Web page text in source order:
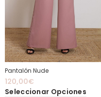
Pantalón Nude
120,00€
Seleccionar Opciones